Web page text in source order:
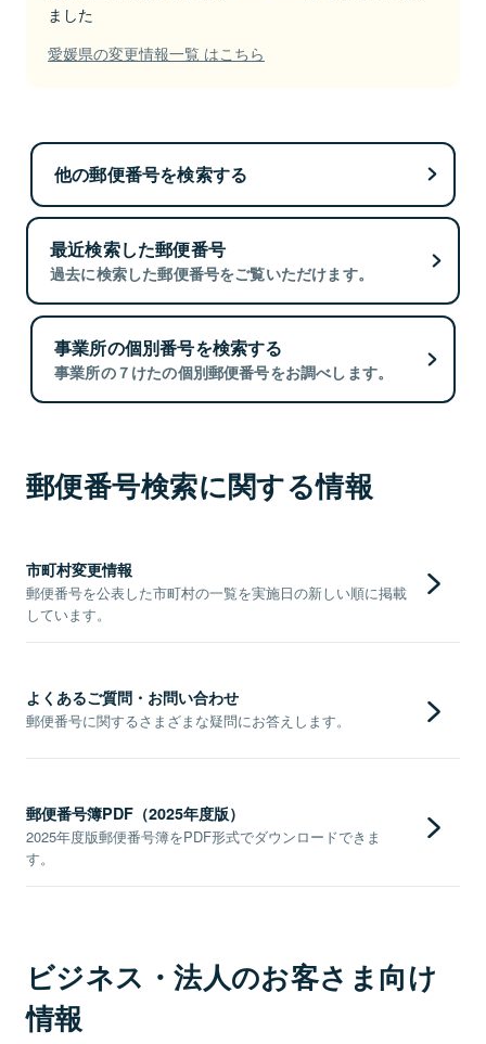
ました
愛媛県の変更情報一覧 はこちら
他の郵便番号を検索する
最近検索した郵便番号
過去に検索した郵便番号をご覧いただけます。
事業所の個別番号を検索する
事業所の７けたの個別郵便番号をお調べします。
郵便番号検索に関する情報
市町村変更情報
郵便番号を公表した市町村の一覧を実施日の新しい順に掲載
しています。
よくあるご質問・お問い合わせ
郵便番号に関するさまざまな疑問にお答えします。
郵便番号簿PDF（2025年度版）
2025年度版郵便番号簿をPDF形式でダウンロードできま
す。
ビジネス・法人のお客さま向け
情報